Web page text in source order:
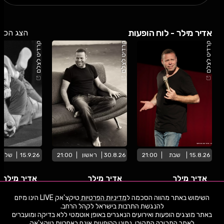
השימוש באתר מהווה הסכמה למדיניות הפרטיות
טיקצ'אק LIVE הינו מיזם
באתר מוצגים הופעות ואירועים הנאגרים באופן אוטמטי ללא בדיקה ומועברים
אדיר מילר - לוח הופעות הצג הכל
קרדיט לצלם
15.8.26 שבת 21:00
אדיר מילר
היכל התיאטרון קריית מוצקין החשמונאים 77, קריית מוצקין
קרדיט לצלם
30.8.26 ראשון 21:00
אדיר מילר
בית העם - רחובות
קרדיט לצלם
15.9.26
אדיר מילר
שימו -💓- נתוני ההופעות המוצגים עודכנו על ידי בינה מלאכותית מאתר המכירה